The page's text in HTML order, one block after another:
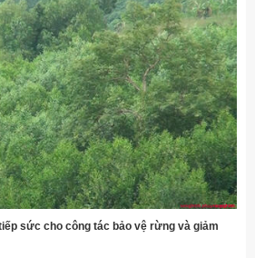
sức cho công tác bảo vệ rừng và giảm